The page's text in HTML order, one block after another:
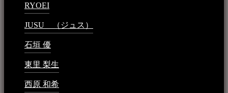
RYOEI
JUSU （ジュス）
石垣 優
東里 梨生
西原 和希